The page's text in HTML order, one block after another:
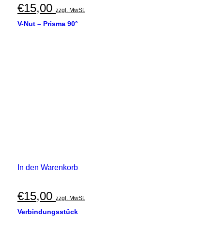
€15,00 zzgl. MwSt.
V-Nut – Prisma 90°
In den Warenkorb
€15,00 zzgl. MwSt.
Verbindungsstück